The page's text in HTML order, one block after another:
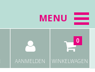
MENU
AANMELDEN WINKELWAGEN
0